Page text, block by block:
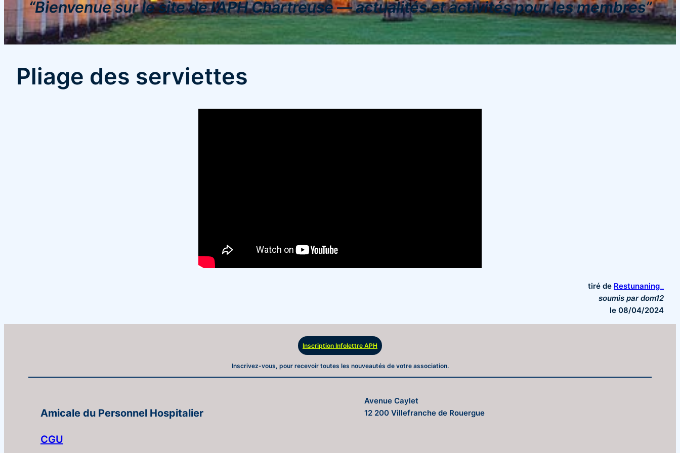
“Bienvenue sur le site de l’APH Chartreuse — actualités et activités pour les membres”
Pliage des serviettes
tiré de Restunaning_
soumis par dom12
le 08/04/2024
Inscription Infolettre APH
Inscrivez-vous, pour recevoir toutes les nouveautés de votre association.
Amicale du Personnel Hospitalier
CGU
Avenue Caylet
12 200 Villefranche de Rouergue